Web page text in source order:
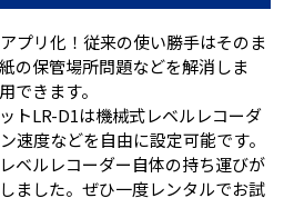
プリ化！従来の使い勝手はそのま
の保管場所問題などを解消しま
できます。
トLR-D1は機械式レベルレコーダ
速度などを自由に設定可能です。
ベルレコーダー自体の持ち運びが
ました。ぜひ一度レンタルでお試